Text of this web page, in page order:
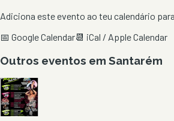
Adiciona este evento ao teu calendário
📅 Google Calendar📆 iCal / Apple Calendar
Outros eventos em Santarém